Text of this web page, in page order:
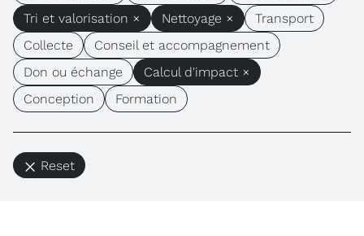
Tri et valorisation ×
Nettoyage ×
Transport
Collecte
Conseil et accompagnement
Don ou échange
Calcul d'impact ×
Conception
Formation
Reset